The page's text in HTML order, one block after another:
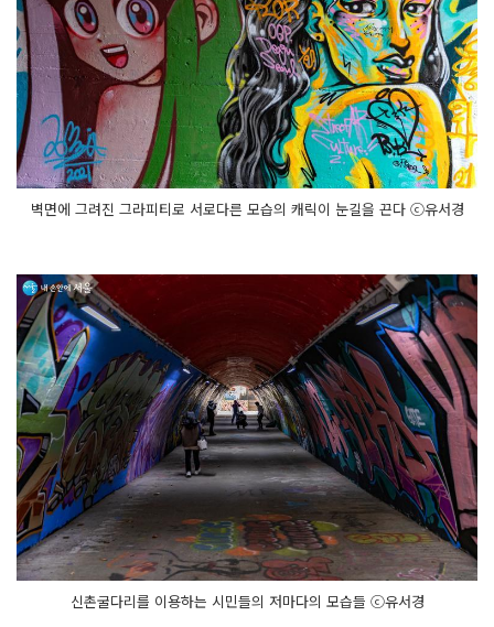
벽면에 그려진 그라피티로 서로다른 모습의 캐릭이 눈길을 끈다 ⓒ유서경
신촌굴다리를 이용하는 시민들의 저마다의 모습들 ⓒ유서경